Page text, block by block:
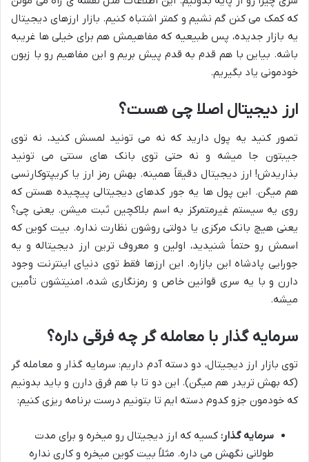
که کمک می کنن گم نشیم و کمتر اشتباه کنیم. بازار ارزهای دیجیتال
یه بازار جدیده، پس طبیعیه که مفاهیمش هم برای خیلی ها غریبه
باشه. بیاین با هم قدم به قدم پیش بریم و این مفاهیم رو با زبون
خودمونی یاد بگیریم.
ارز دیجیتال اصلا چی هست؟
تصور کنید یه پول دارید که نه می تونید لمسش کنید، نه توی
جیبتون جا میشه و نه حتی توی بانک های سنتی می تونید
بذاریدش! ارز دیجیتال دقیقاً همینه. بهش رمز ارز یا کریپتوکارنسی
هم میگن. این پول ها یه جور کدهای دیجیتالی پیچیده هستن که
روی یه سیستم غیرمتمرکز به اسم بلاکچین ثبت میشن. یعنی چی؟
یعنی هیچ بانک مرکزی یا دولتی روشون نظارت نداره. بیت کوین که
اسمش رو حتماً شنیدید، اولین و معروف ترین ارز دیجیتاله و یه
جورایی پادشاه این بازاره. این ارزها فقط توی دنیای اینترنت وجود
دارن و با یه سری قوانین خاص و رمزنگاری شده، امنیتشون تأمین
میشه.
سرمایه گذار با معامله گر چه فرقی داره؟
توی بازار ارز دیجیتال، دو دسته آدم داریم: سرمایه گذار و معامله گر
(که بهش تریدر هم میگن). این دو تا با هم فرق دارن و باید بدونیم
که خودمون جزو کدوم دسته ایم تا بتونیم درست برنامه ریزی کنیم:
سرمایه گذار: کسیه که ارز دیجیتال رو میخره و برای مدت
طولانی نگهش می داره. مثلاً بیت کوین میخره و کاری نداره